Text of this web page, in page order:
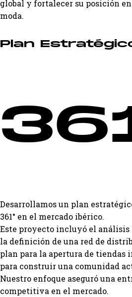
global y fortalecer su posición
moda.
Plan
Desarrollamos un plan
361° en el mercado ibérico.
Este proyecto incluyó el análisis
la definición de una red de
plan para la apertura de tiendas
para construir una comunidad
Nuestro enfoque aseguró una
competitiva en el mercado.